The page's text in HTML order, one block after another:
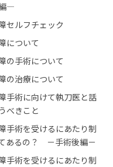
―
セルフチェック
について
の手術について
の治療について
手術に向けて執刀医と話
べきこと
手術を受けるにあたり制
あるの？ －手術後編－
手術を受けるにあたり制